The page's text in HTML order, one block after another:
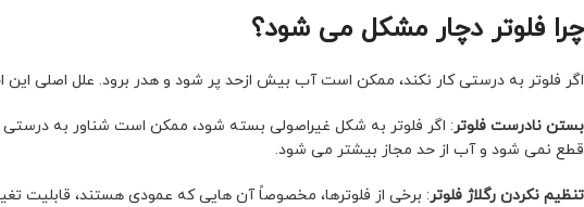
چرا فلوتر دچار مشکل می شود؟
اگر فلوتر به درستی کار نکند، ممکن است آب بیش ازحد پر شود و هدر برود. علل اصلی این
بستن نادرست فلوتر: اگر فلوتر به شکل غیراصولی بسته شود، ممکن است شناور به
قطع نمی شود و آب از حد مجاز بیشتر می شود.
تنظیم نکردن رگلاژ فلوتر: برخی از فلوترها، مخصوصاً آن هایی که عمودی هستند، قابلیت